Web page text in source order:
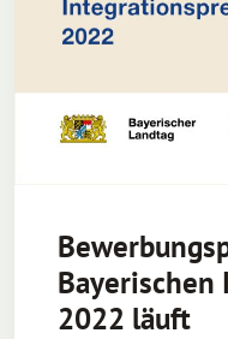
2022 läuft